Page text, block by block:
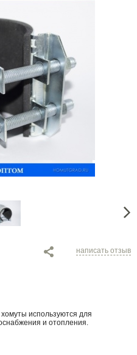
написать отзыв
используются для
и отопления.